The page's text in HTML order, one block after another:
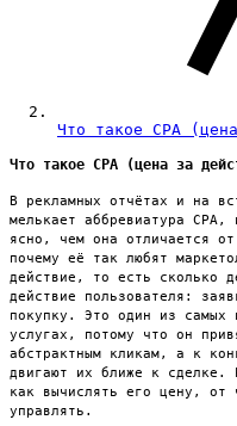
Что такое CPA
Что такое CPA (цена за
В рекламных отчётах и на
мелькает аббревиатура
ясно, чем она отличается
почему её так любят
действие, то есть сколько
действие пользователя:
покупку. Это один из самых
услугах, потому что он
абстрактным кликам, а к
двигают их ближе к сделке.
как вычислять его цену, от
управлять.